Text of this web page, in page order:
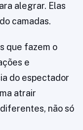
alegrar. Elas
camadas.
que fazem o
e
do espectador
atrair
não só